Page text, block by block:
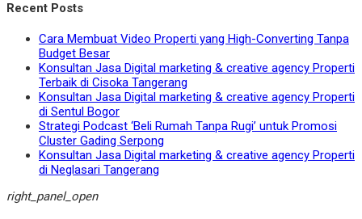
Recent Posts
Cara Membuat Video Properti yang High-Converting Tanpa
Budget Besar
Konsultan Jasa Digital marketing & creative agency Properti
Terbaik di Cisoka Tangerang
Konsultan Jasa Digital marketing & creative agency Properti
di Sentul Bogor
Strategi Podcast ‘Beli Rumah Tanpa Rugi’ untuk Promosi
Cluster Gading Serpong
Konsultan Jasa Digital marketing & creative agency Properti
di Neglasari Tangerang
right_panel_open